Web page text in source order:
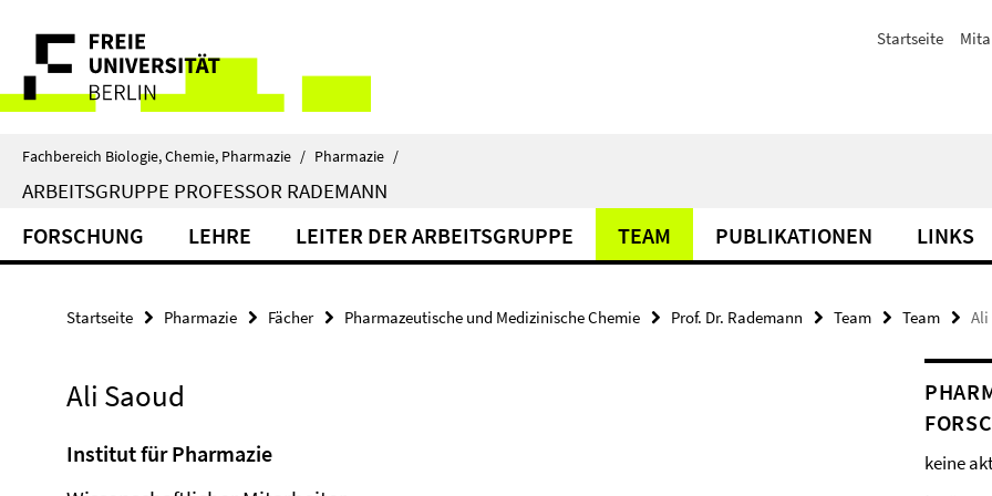
direkt
Inhalt
Service-
Navigation
Startseite
Fachbereich Biologie, Chemie, Pharmazie / Pharmazie /
ARBEITSGRUPPE PROFESSOR RADEMANN
FORSCHUNG LEHRE LEITER DER ARBEITSGRUPPE TEAM PUBLIKATIONEN LINKS
Startseite Pharmazie Fächer Pharmazeutische und Medizinische Chemie Prof. Dr. Rademann Team Team Ali
Ali Saoud
Institut für Pharmazie
keine